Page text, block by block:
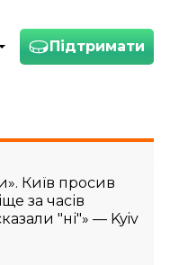
Підтримати
Київ просив
за часів
"ні"» — Kyiv